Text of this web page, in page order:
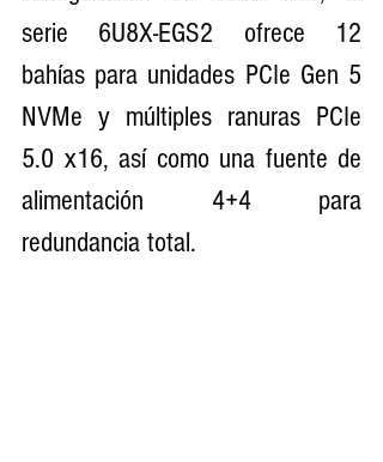
serie 6U8X-EGS2 ofrece 12
bahías para unidades PCIe Gen 5
NVMe y múltiples ranuras PCIe
5.0 x16, así como una fuente de
alimentación 4+4 para
redundancia total.